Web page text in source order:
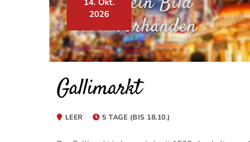
2026
Gallimarkt
LEER 5 TAGE (BIS 18.10.)